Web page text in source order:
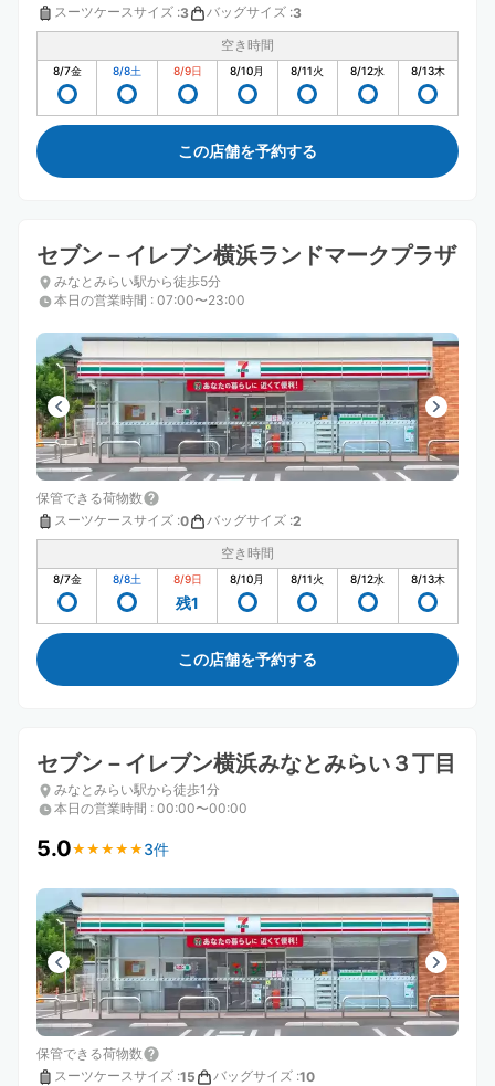
スーツケースサイズ :3 バッグサイズ :3
空き時間
8/7金 8/8土 8/9日 8/10月 8/11火 8/12水 8/13木
この店舗を予約する
セブン－イレブン横浜ランドマークプラザ
みなとみらい駅から徒歩5分
本日の営業時間 : 07:00〜23:00
保管できる荷物数
スーツケースサイズ :0 バッグサイズ :2
空き時間
8/7金 8/8土 8/9日
残1
8/10月 8/11火 8/12水 8/13木
この店舗を予約する
セブン－イレブン横浜みなとみらい３丁目
みなとみらい駅から徒歩1分
本日の営業時間 : 00:00〜00:00
5.0★ ★ ★ ★ ★
★ ★ ★ ★ ★ 3件
保管できる荷物数
スーツケースサイズ :15 バッグサイズ :10